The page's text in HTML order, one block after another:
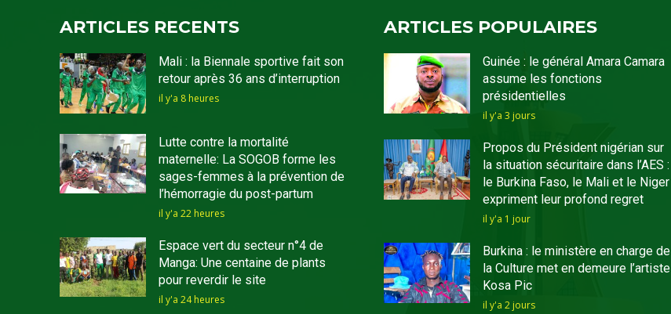
ARTICLES RECENTS
Mali : la Biennale sportive fait son
retour après 36 ans d’interruption
il y'a 8 heures
Lutte contre la mortalité
maternelle: La SOGOB forme les
sages-femmes à la prévention de
l’hémorragie du post-partum
il y'a 22 heures
Espace vert du secteur n°4 de
Manga: Une centaine de plants
pour reverdir le site
il y'a 24 heures
ARTICLES POPULAIRES
Guinée : le général Amara Camara
assume les fonctions
présidentielles
il y'a 3 jours
Propos du Président nigérian sur
la situation sécuritaire dans l’AES :
le Burkina Faso, le Mali et le Niger
expriment leur profond regret
il y'a 1 jour
Burkina : le ministère en charge de
la Culture met en demeure l’artiste
Kosa Pic
il y'a 2 jours